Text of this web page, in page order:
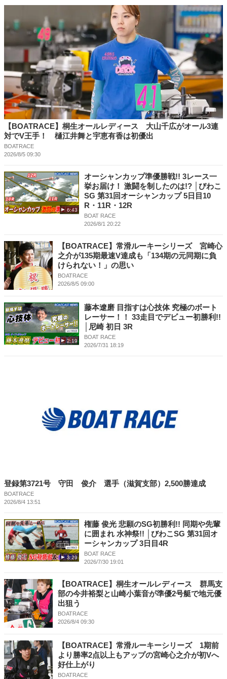
【BOATRACE】桐生オールレディース 大山千広がオール3連
対でV王手！ 樋江井舞と宇恵有香は初優出
BOATRACE
2026/8/5 09:30
6:43
オーシャンカップ準優勝戦!! 3レース一
挙お届け！ 激闘を制したのは!? │びわこ
SG 第31回オーシャンカップ 5日目10
R・11R・12R
BOAT RACE
2026/8/1 20:22
【BOATRACE】常滑ルーキーシリーズ 宮崎心
之介が135期最速V達成も「134期の元同期に負
けられない！」の思い
BOATRACE
2026/8/5 09:00
2:19
藤本遼磨 目指すは心技体 究極のボート
レーサー！！ 33走目でデビュー初勝利!!
│尼崎 初日 3R
BOAT RACE
2026/7/31 18:19
登録第3721号 守田 俊介 選手（滋賀支部）2,500勝達成
BOATRACE
2026/8/4 13:51
3:29
権藤 俊光 悲願のSG初勝利!! 同期や先輩
に囲まれ 水神祭!! │びわこSG 第31回オ
ーシャンカップ 3日目4R
BOAT RACE
2026/7/30 19:01
【BOATRACE】桐生オールレディース 群馬支
部の今井裕梨と山崎小葉音が準優2号艇で地元優
出狙う
BOATRACE
2026/8/4 09:30
【BOATRACE】常滑ルーキーシリーズ 1期前
より勝率2点以上もアップの宮崎心之介が初Vへ
好仕上がり
BOATRACE